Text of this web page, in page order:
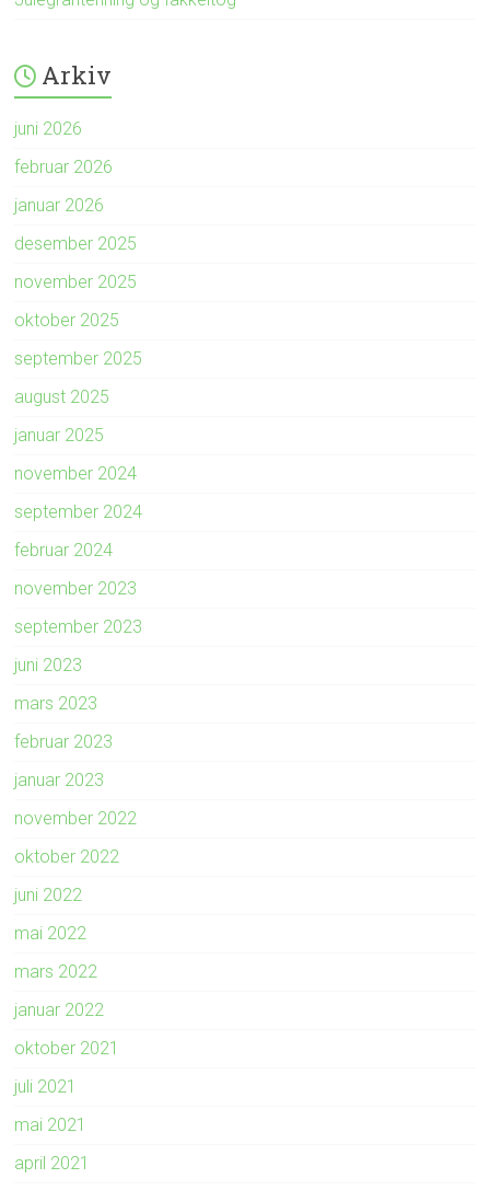
Arkiv
juni 2026
februar 2026
januar 2026
desember 2025
november 2025
oktober 2025
september 2025
august 2025
januar 2025
november 2024
september 2024
februar 2024
november 2023
september 2023
juni 2023
mars 2023
februar 2023
januar 2023
november 2022
oktober 2022
juni 2022
mai 2022
mars 2022
januar 2022
oktober 2021
juli 2021
mai 2021
april 2021